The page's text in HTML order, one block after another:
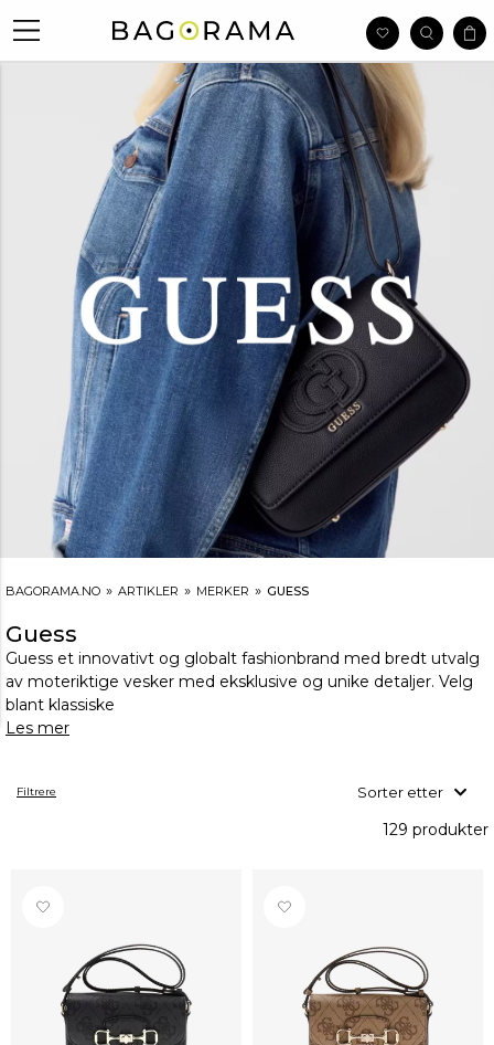
BAGORAMA.NO » ARTIKLER » MERKER » GUESS
Guess
Guess et innovativt og globalt fashionbrand med bredt utvalg
av moteriktige vesker med eksklusive og unike detaljer. Velg
blant klassiske
Les mer
Filtrere Sorter etter
129 produkter